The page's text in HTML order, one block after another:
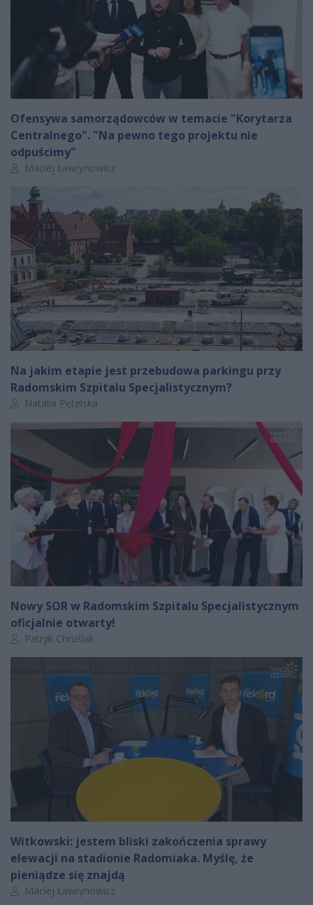
Ofensywa samorządowców w temacie "Korytarza
Centralnego". "Na pewno tego projektu nie
odpuścimy"
Autor artykułu:
Maciej Ławrynowicz
Na jakim etapie jest przebudowa parkingu przy
Radomskim Szpitalu Specjalistycznym?
Autor artykułu:
Natalia Pętelska
Nowy SOR w Radomskim Szpitalu Specjalistycznym
oficjalnie otwarty!
Autor artykułu:
Patryk Chruślak
Witkowski: jestem bliski zakończenia sprawy
elewacji na stadionie Radomiaka. Myślę, że
pieniądze się znajdą
Autor artykułu:
Maciej Ławrynowicz